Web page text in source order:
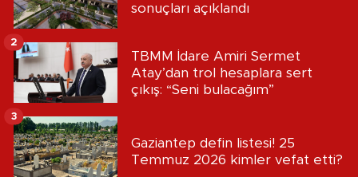
sonuçları açıklandı
TBMM İdare Amiri Sermet
Atay’dan trol hesaplara sert
çıkış: “Seni bulacağım”
2
Gaziantep defin listesi! 25
Temmuz 2026 kimler vefat etti?
3